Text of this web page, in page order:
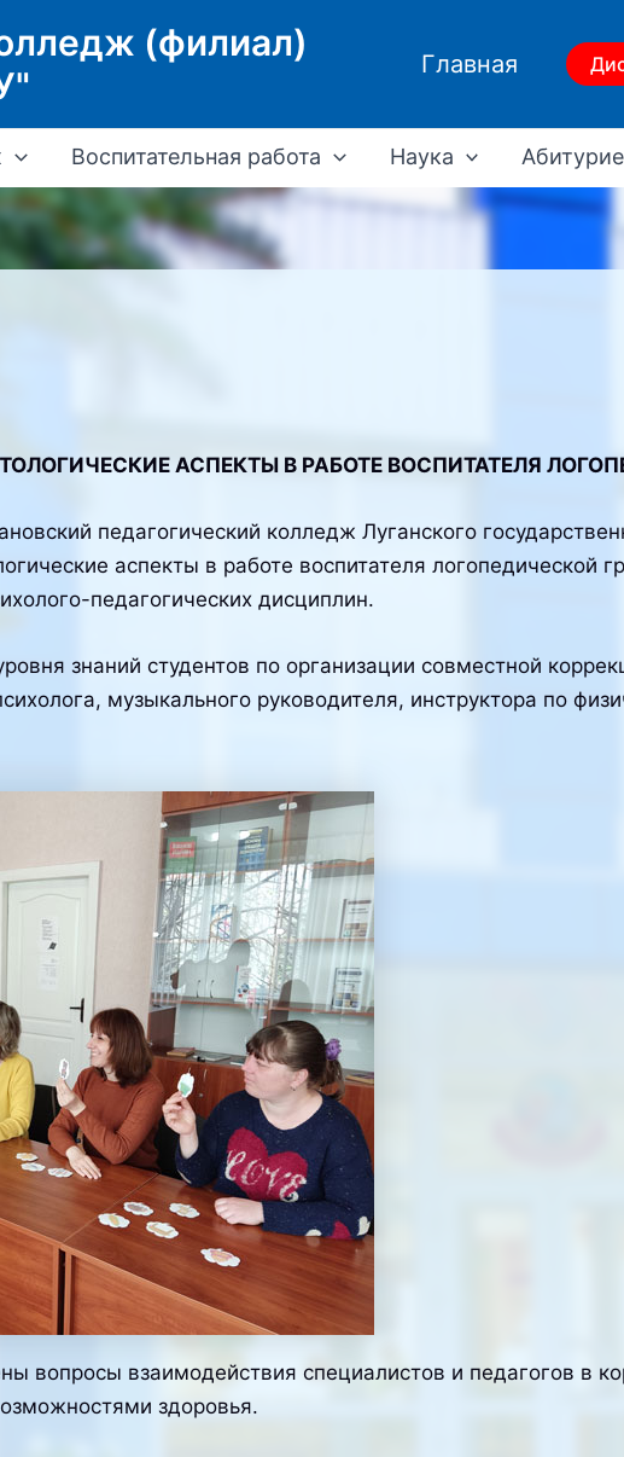
(филиал)
Главная
Воспитательная работа Наука
АСПЕКТЫ В РАБОТЕ ВОСПИТАТЕЛЯ
педагогический колледж Луганского
аспекты в работе воспитателя логопедической
педагогических дисциплин.
знаний студентов по организации совместной
музыкального руководителя, инструктора по
вопросы взаимодействия специалистов и педагогов в
здоровья.